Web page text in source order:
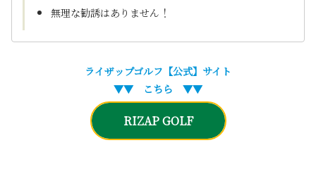
無理な勧誘はありません ！
ライザップゴルフ 【公式】サイト
▼▼ こちら ▼▼
RIZAP GOLF